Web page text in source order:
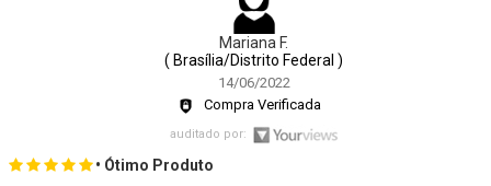
Mariana F.
( Brasília/Distrito Federal )
14/06/2022
Compra Verificada
auditado por:
• Ótimo Produto